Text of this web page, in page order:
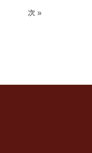
次 »